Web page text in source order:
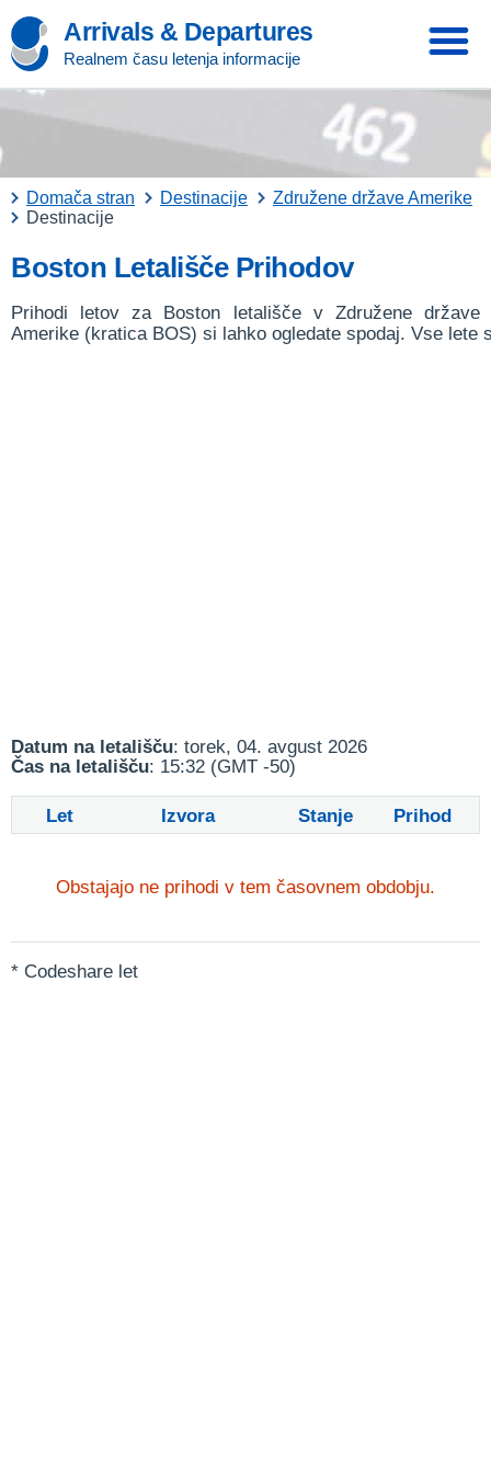
Arrivals & Departures
Realnem času letenja informacije
Domača stran Destinacije
Združene države Amerike
Destinacije
Boston Letališče Prihodov
Prihodi letov za Boston letališče v Združene države
Amerike (kratica BOS) si lahko ogledate spodaj. Vse
Datum na letališču: torek, 04. avgust 2026
Čas na letališču: 15:32 (GMT -50)
Let Izvora Stanje Prihod
Obstajajo ne prihodi v tem časovnem obdobju.
* Codeshare let